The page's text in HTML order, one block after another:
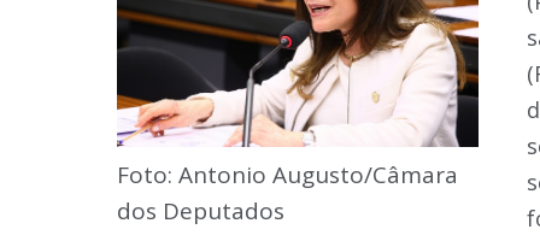
Foto: Antonio Augusto/Câmara
dos Deputados